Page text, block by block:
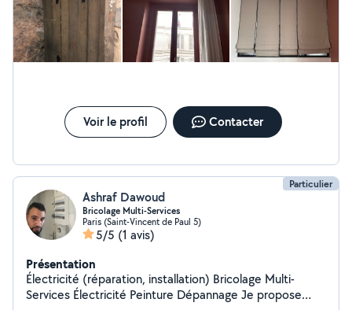
Voir le profil Contacter
Particulier
Ashraf Dawoud
Bricolage Multi-Services
Paris (Saint-Vincent de Paul 5)
5/5 (1 avis)
Présentation
Électricité (réparation, installation) Bricolage Multi-
Services Électricité Peinture Dépannage Je propose